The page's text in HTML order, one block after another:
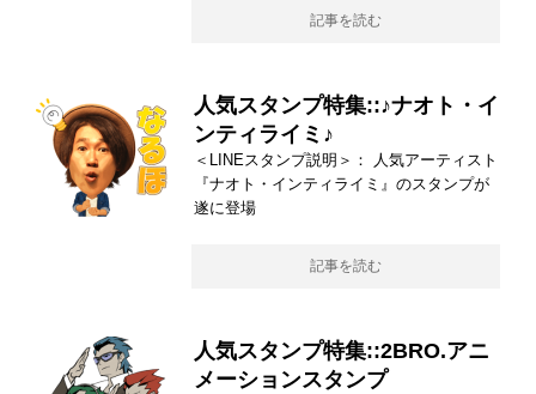
記事を読む
人気スタンプ特集::♪ナオト・イ
ンティライミ♪
＜LINEスタンプ説明＞： 人気アーティスト
『ナオト・インティライミ』のスタンプが
遂に登場
記事を読む
人気スタンプ特集::2BRO.アニ
メーションスタンプ